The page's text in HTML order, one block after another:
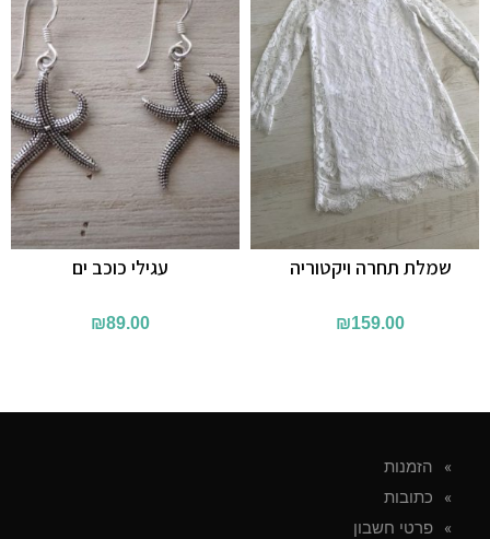
עגילי כוכב ים
₪89.00
שמלת תחרה ויקטוריה
₪159.00
הזמנות
כתובות
פרטי חשבון